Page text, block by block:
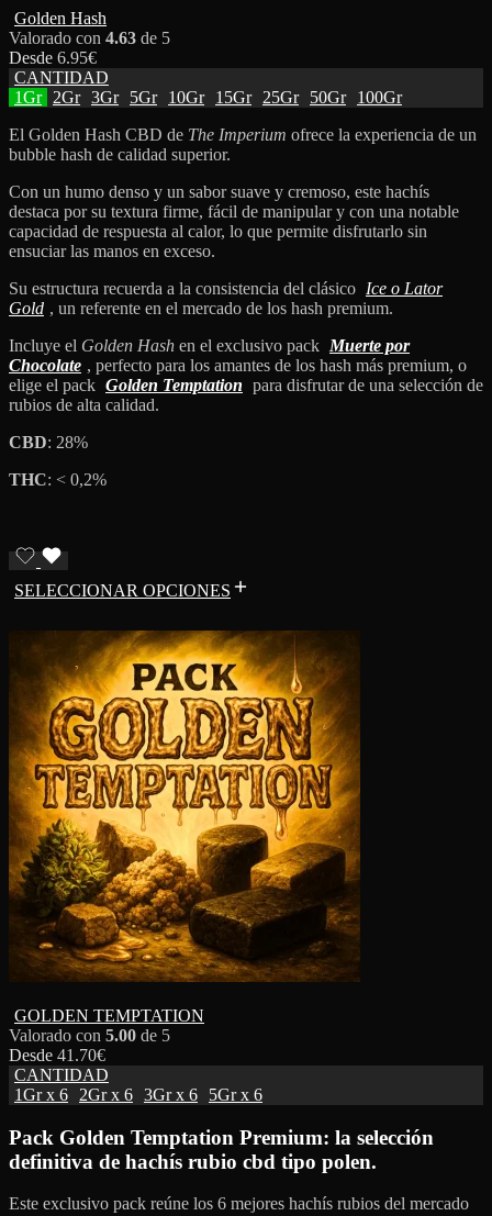
Golden Hash
Valorado con 4.63 de 5
Desde 6.95€
CANTIDAD
1Gr
2Gr 3Gr 5Gr 10Gr 15Gr 25Gr 50Gr
100Gr
El Golden Hash CBD de The Imperium ofrece la experiencia de un
bubble hash de calidad superior.
Con un humo denso y un sabor suave y cremoso, este hachís
destaca por su textura firme, fácil de manipular y con una notable
capacidad de respuesta al calor, lo que permite disfrutarlo sin
ensuciar las manos en exceso.
Su estructura recuerda a la consistencia del clásico Ice o Lator
Gold , un referente en el mercado de los hash premium.
Incluye el Golden Hash en el exclusivo pack Muerte por
Chocolate , perfecto para los amantes de los hash más premium, o
elige el pack Golden Temptation para disfrutar de una selección de
rubios de alta calidad.
CBD: 28%
THC: < 0,2%
SELECCIONAR OPCIONES
GOLDEN TEMPTATION
Valorado con 5.00 de 5
Desde 41.70€
CANTIDAD
1Gr x 6
2Gr x 6 3Gr x 6 5Gr x 6
Pack Golden Temptation Premium: la selección
definitiva de hachís rubio cbd tipo polen.
Este exclusivo pack reúne los 6 mejores hachís rubios del mercado